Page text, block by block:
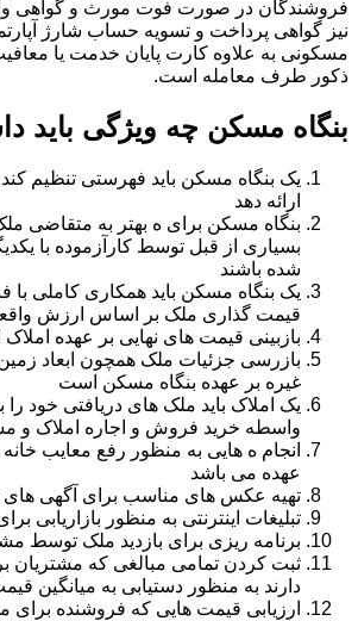
فروشندگان در صورت فوت مورث و گواهی
نیز گواهی پرداخت و تسویه حساب شارژ
مسکونی به علاوه کارت پایان خدمت یا
ذکور طرف معامله است.
بنگاه مسکن چه ویژگی باید
یک بنگاه مسکن باید فهرستی تنظیم
ارائه دهد
بنگاه مسکن برای ه بهتر به متقاضی
بسیاری از قبل توسط کارآزموده با
شده باشند
یک بنگاه مسکن باید همکاری کاملی
قیمت گذاری ملک بر اساس ارزش
بازبینی قیمت های نهایی بر عهده
بازرسی جزئیات ملک همچون ابعاد
غیره بر عهده بنگاه مسکن است
یک املاک باید ملک های دریافتی خود
واسطه خرید فروش و اجاره املاک و
انجام ه هایی به منظور رفع معایب
عهده می باشد
تهیه عکس های مناسب برای آگهی
تبلیغات اینترنتی به منظور بازاریابی
برنامه ریزی برای بازدید ملک توسط
ثبت کردن تمامی مبالغی که مشتریان
دارند به منظور دستیابی به میانگین
ارزیابی قیمت هایی که فروشنده برای